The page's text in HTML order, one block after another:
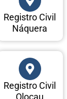
Registro Civil
Náquera
Registro Civil
Olocau